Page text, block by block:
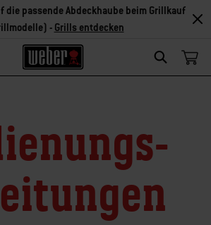
Search
die passende Abdeckhaube beim Grillkauf
- Grills entdecken